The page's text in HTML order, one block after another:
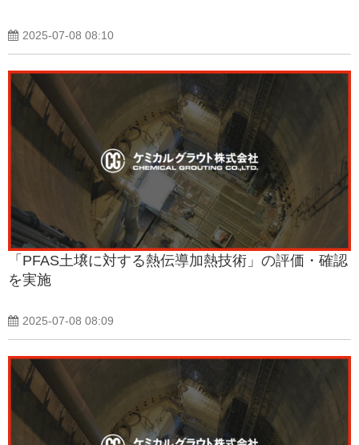
2025-07-08 08:10
「PFAS土壌に対する熱伝導加熱技術」の評価・確認
を実施
2025-07-08 08:09